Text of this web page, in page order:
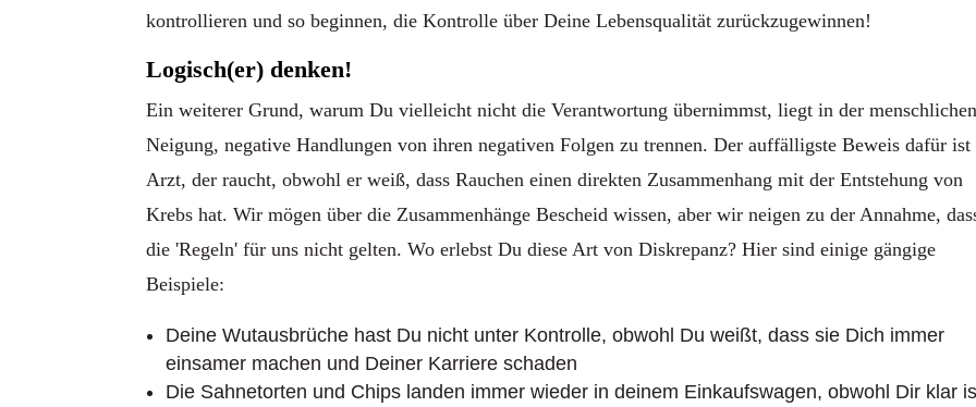
kontrollieren und so beginnen, die Kontrolle über Deine Lebensqualität zurückzugewinnen!
Logisch(er) denken!
Ein weiterer Grund, warum Du vielleicht nicht die Verantwortung übernimmst, liegt in der
Neigung, negative Handlungen von ihren negativen Folgen zu trennen. Der auffälligste Beweis dafür ist
Arzt, der raucht, obwohl er weiß, dass Rauchen einen direkten Zusammenhang mit der Entstehung von
Krebs hat. Wir mögen über die Zusammenhänge Bescheid wissen, aber wir neigen zu der Annahme,
die 'Regeln' für uns nicht gelten. Wo erlebst Du diese Art von Diskrepanz? Hier sind einige gängige
Beispiele:
Deine Wutausbrüche hast Du nicht unter Kontrolle, obwohl Du weißt, dass sie Dich immer
einsamer machen und Deiner Karriere schaden
Die Sahnetorten und Chips landen immer wieder in deinem Einkaufswagen, obwohl Dir klar